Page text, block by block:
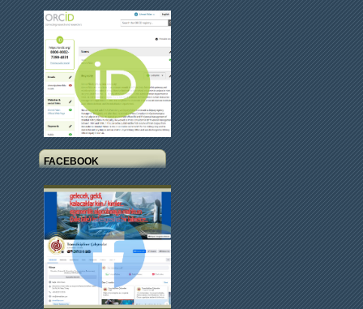
FACEBOOK